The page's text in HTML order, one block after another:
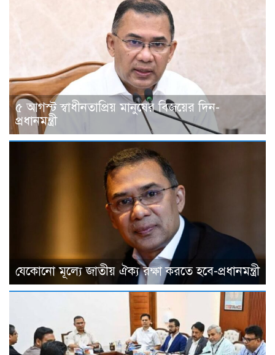
৫ আগস্ট স্বাধীনতাপ্রিয় মানুষের বিজয়ের দিন-
প্রধানমন্ত্রী
যেকোনো মূল্যে জাতীয় ঐক্য রক্ষা করতে হবে-প্রধানমন্ত্রী